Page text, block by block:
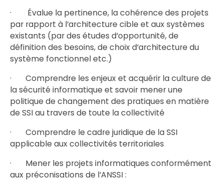
· Évalue la pertinence, la cohérence des projets
par rapport à l’architecture cible et aux systèmes
existants (par des études d’opportunité, de
définition des besoins, de choix d’architecture du
système fonctionnel etc.)
· Comprendre les enjeux et acquérir la culture de
la sécurité informatique et savoir mener une
politique de changement des pratiques en matière
de SSI au travers de toute la collectivité
· Comprendre le cadre juridique de la SSI
applicable aux collectivités territoriales
· Mener les projets informatiques conformément
aux préconisations de l’ANSSI :